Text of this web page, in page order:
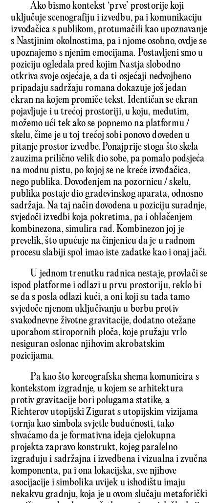
Ako bismo kontekst ‘prve’ prostorije koji
uključuje scenografiju i izvedbu, pa i komunikaciju
izvođačica s publikom, protumačili kao upoznavanje
s Nastjinim okolnostima, pa i njome osobno, ovdje se
upoznajemo s njenim emocijama. Postavljeni smo u
poziciju ogledala pred kojim Nastja slobodno
otkriva svoje osjećaje, a da ti osjećaji nedvojbeno
pripadaju sadržaju romana dokazuje još jedan
ekran na kojem promiče tekst. Identičan se ekran
pojavljuje i u trećoj prostoriji, u koju, međutim,
možemo ući tek ako se popnemo na platformu /
skelu, čime je u toj trećoj sobi ponovo doveden u
pitanje prostor izvedbe. Ponajprije stoga što skela
zauzima prilično velik dio sobe, pa pomalo podsjeća
na modnu pistu, po kojoj se ne kreće izvođačica,
nego publika. Dovođenjem na pozornicu / skelu,
publika postaje dio građevinskog aparata, odnosno
sadržaja. Na taj način dovodena u poziciju suradnje,
svjedoči izvedbi koja pokretima, pa i oblačenjem
kombinezona, simulira rad. Kombinezon joj je
prevelik, što upućuje na činjenicu da je u radnom
procesu slabiji spol imao iste zadatke kao i onaj jači.
U jednom trenutku radnica nestaje, provlači se
ispod platforme i odlazi u prvu prostoriju, reklo bi
se da s posla odlazi kući, a oni koji su tada tamo
svjedoče njenom uključivanju u borbu protiv
svakodnevne životne gravitacije, dodatno otežane
uporabom stiropornih ploča, koje pružaju vrlo
nesiguran oslonac njihovim akrobatskim
pozicijama.
Pa kao što koreografska shema komunicira s
kontekstom izgradnje, u kojem se arhitektura
protiv gravitacije bori polugama statike, a
Richterov utopijski Zigurat s utopijskim vizijama
tornja kao simbola svjetle budućnosti, tako
shvaćamo da je formativna ideja cjelokupna
projekta zapravo konstrukt, kojeg paralelno
izgrađuju i sadržajna i izvedbena i vizualna i zvučna
komponenta, pa i ona lokacijska, sve njihove
asocijacije i simbolika uvijek u ishodištu imaju
nekakvu gradnju, koja je u ovom slučaju metaforički